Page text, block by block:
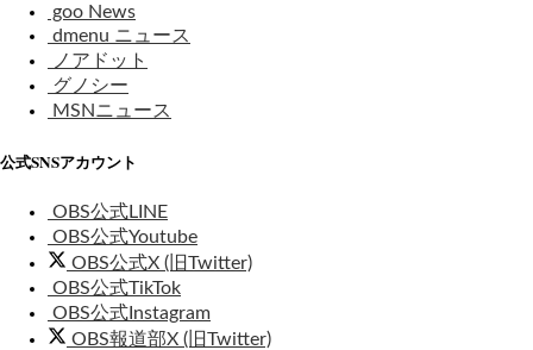
goo News
dmenu ニュース
ノアドット
グノシー
MSNニュース
公式SNSアカウント
OBS公式LINE
OBS公式Youtube
OBS公式X (旧Twitter)
OBS公式TikTok
OBS公式Instagram
OBS報道部X (旧Twitter)